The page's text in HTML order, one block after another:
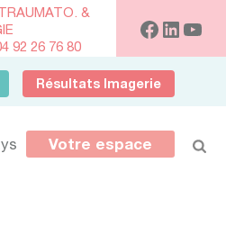
&
92 26 76 80
Résultats Imagerie
Votre espace